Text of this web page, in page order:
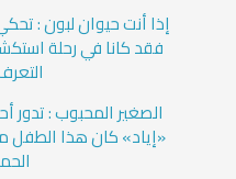
إذا أنت حيوان لبون :
فقد كانا في رحلة
الصغير المحبوب :
«إياد» كان هذا الطفل